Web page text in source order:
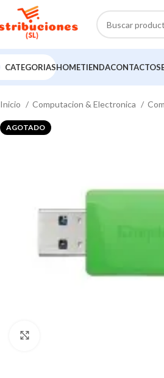
CATEGORIASHOMETIENDACONTACTOS
Inicio Computacion & Electronica
AGOTADO